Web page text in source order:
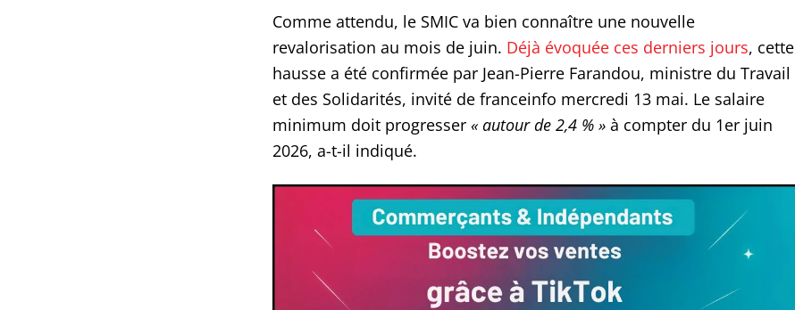
Comme attendu, le SMIC va bien connaître une nouvelle
revalorisation au mois de juin. Déjà évoquée ces derniers jours, cette
hausse a été confirmée par Jean-Pierre Farandou, ministre du Travail
et des Solidarités, invité de franceinfo mercredi 13 mai. Le salaire
minimum doit progresser « autour de 2,4 % »à compter du 1er juin
2026, a-t-il indiqué.